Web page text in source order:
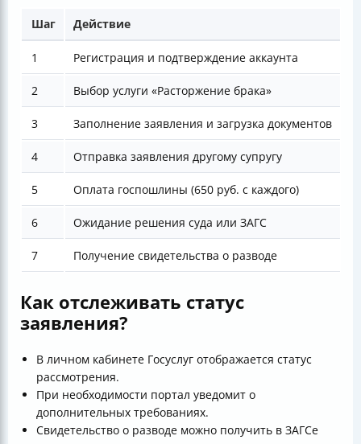
Шаг Действие
1 Регистрация и подтверждение аккаунта
2 Выбор услуги «Расторжение брака»
3 Заполнение заявления и загрузка документов
4 Отправка заявления другому супругу
5 Оплата госпошлины (650 руб. с каждого)
6 Ожидание решения суда или ЗАГС
7 Получение свидетельства о разводе
Как отслеживать статус
заявления?
В личном кабинете Госуслуг отображается статус
рассмотрения.
При необходимости портал уведомит о
дополнительных требованиях.
Свидетельство о разводе можно получить в ЗАГСе